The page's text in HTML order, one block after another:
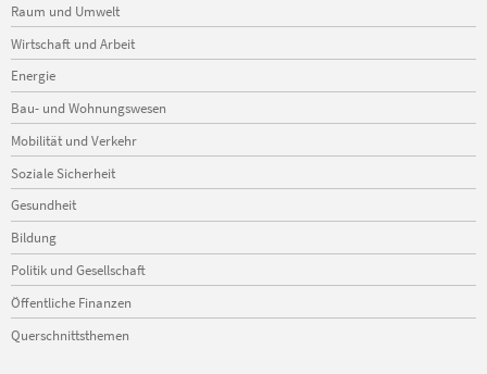
Raum und Umwelt
Wirtschaft und Arbeit
Energie
Bau- und Wohnungswesen
Mobilität und Verkehr
Soziale Sicherheit
Gesundheit
Bildung
Politik und Gesellschaft
Öffentliche Finanzen
Querschnittsthemen